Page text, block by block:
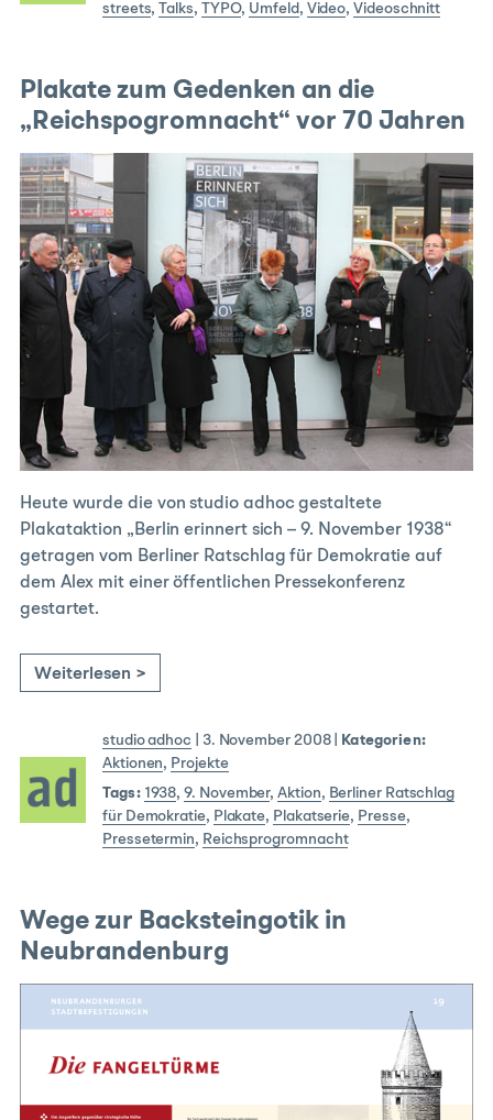
streets,Talks, TYPO, Umfeld , Video,Videoschnitt
Plakate zum Gedenken an die
„Reichspogromnacht“ vor 70 Jahren
Heute wurde die von studio adhoc gestaltete
Plakataktion „Berlin erinnert sich – 9. November 1938“
getragen vom Berliner Ratschlag für Demokratie auf
dem Alex mit einer öffentlichen Pressekonferenz
gestartet.
Weiterlesen >
studio adhoc 3. November 2008|
Kategorien:
Aktionen, Projekte
Tags: 1938,9. November,Aktion, Berliner Ratschlag
für Demokratie, Plakate, Plakatserie, Presse,
Pressetermin, Reichsprogromnacht
Wege zur Backsteingotik in
Neubrandenburg